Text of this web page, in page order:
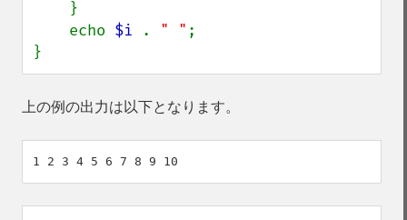
    echo
$i . " " ;
}
上の例の出力は以下となります。